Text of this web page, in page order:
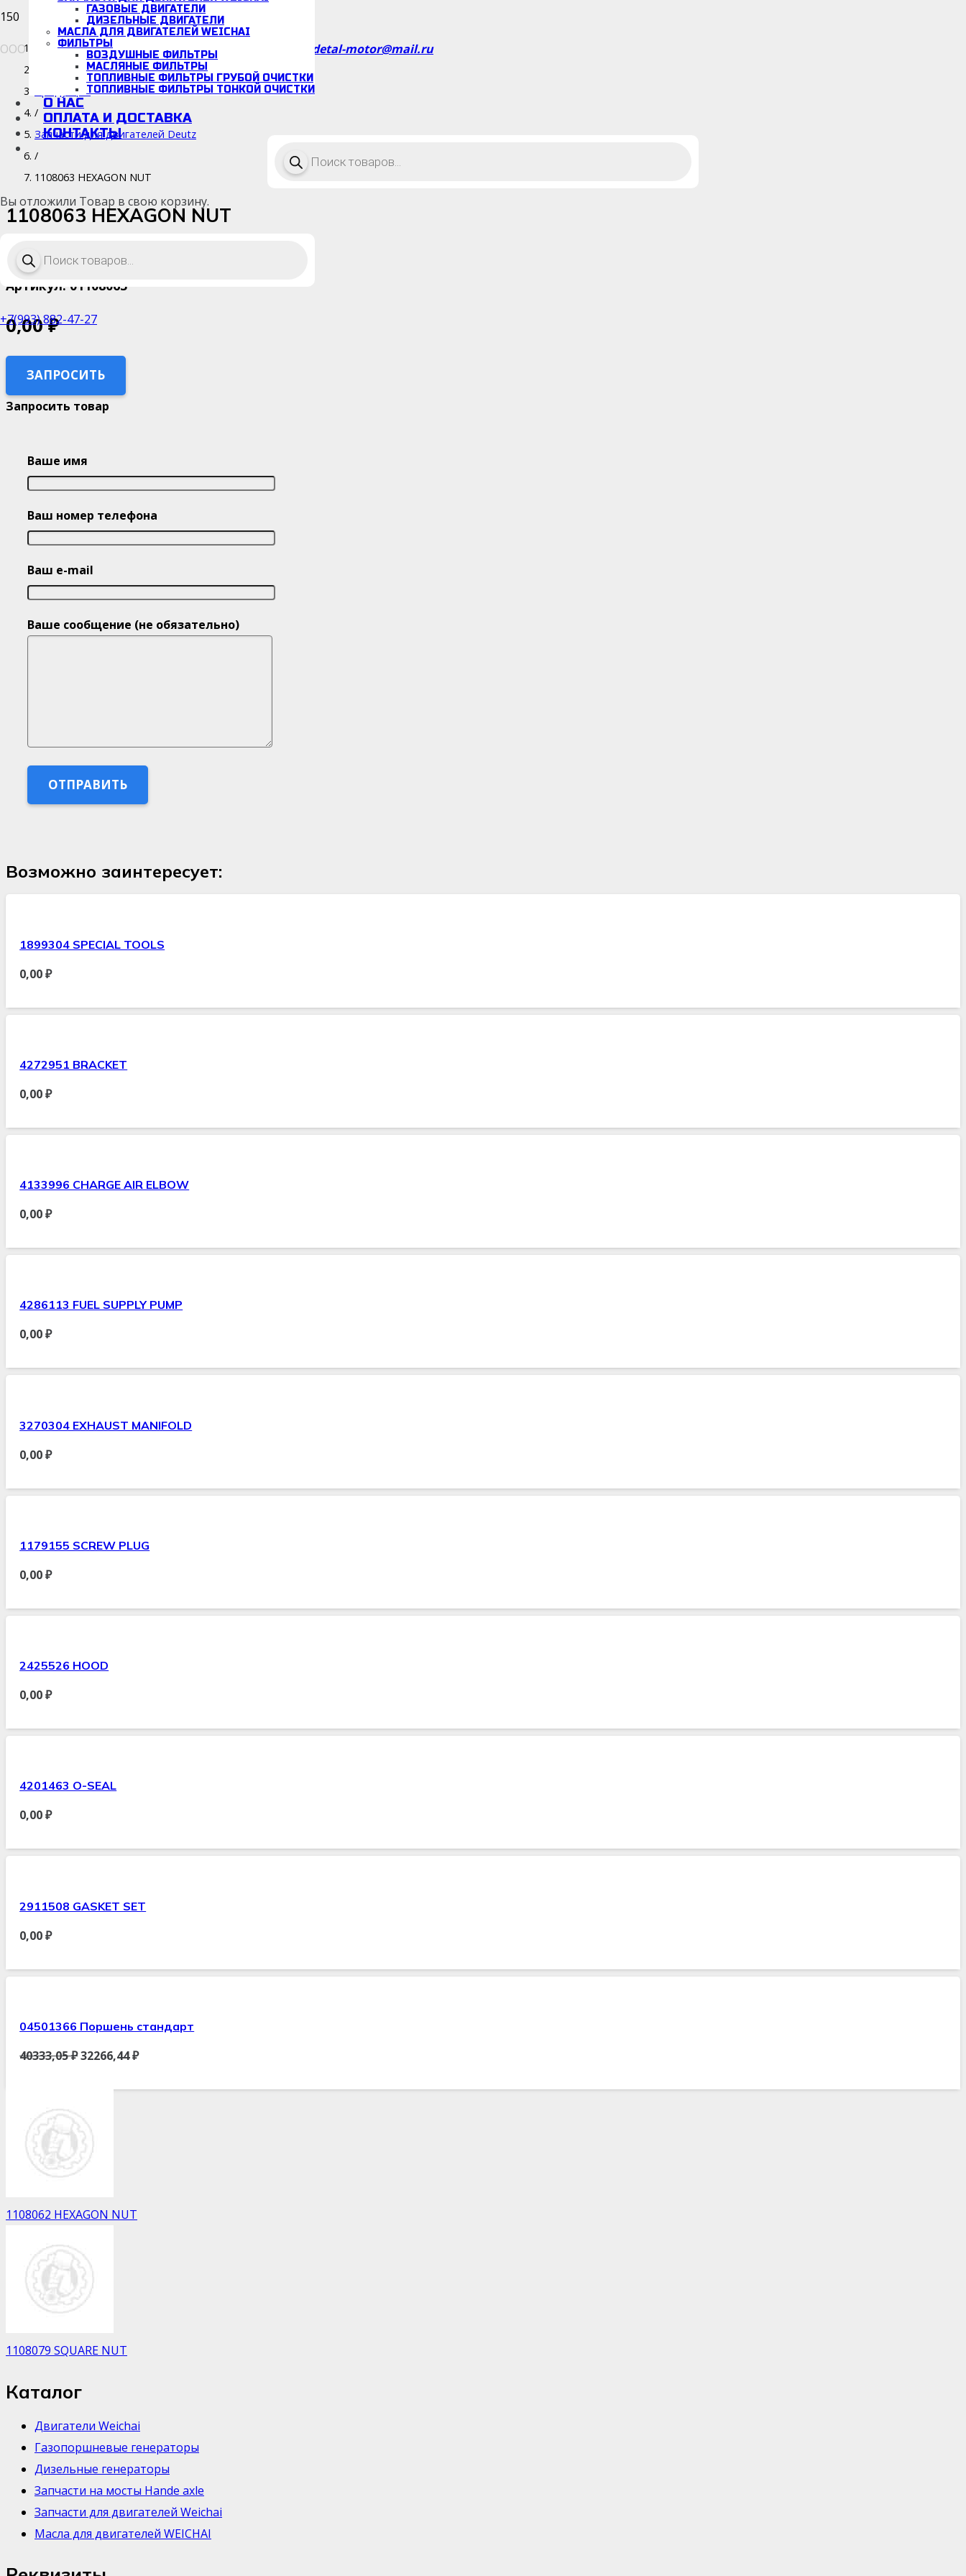
ООО «Детальмотор», ИНН/КПП: 5038166942/670001001 detal-motor@mail.ru
ГАЗОВЫЕ ДВИГАТЕЛИ
ДИЗЕЛЬНЫЕ ДВИГАТЕЛИ
МАСЛА ДЛЯ ДВИГАТЕЛЕЙ WEICHAI
ФИЛЬТРЫ
ВОЗДУШНЫЕ ФИЛЬТРЫ
МАСЛЯНЫЕ ФИЛЬТРЫ
ТОПЛИВНЫЕ ФИЛЬТРЫ ГРУБОЙ ОЧИСТКИ
ТОПЛИВНЫЕ ФИЛЬТРЫ ТОНКОЙ ОЧИСТКИ
О НАС
ОПЛАТА И ДОСТАВКА
КОНТАКТЫ
Вы отложили Товар в свою корзину.
товаров
+7(993) 882-47-27
товаров
Каталог
Продукция
/
Запчасти для двигателей Deutz
/
1108063 HEXAGON NUT
1108063 HEXAGON NUT
Срок поставки: 14-34 дней
Артикул: 01108063
0,00₽
ЗАПРОСИТЬ
Запросить товар
Ваше имя
Ваш номер телефона
Ваш e-mail
Ваше сообщение (не обязательно)
Возможно заинтересует:
1899304 SPECIAL TOOLS
0,00₽
4272951 BRACKET
0,00₽
4133996 CHARGE AIR ELBOW
0,00₽
4286113 FUEL SUPPLY PUMP
0,00₽
3270304 EXHAUST MANIFOLD
0,00₽
1179155 SCREW PLUG
0,00₽
2425526 HOOD
0,00₽
4201463 O-SEAL
0,00₽
2911508 GASKET SET
0,00₽
04501366 Поршень стандарт
40333,05₽32266,44₽
1108062 HEXAGON NUT
1108079 SQUARE NUT
Каталог
Двигатели Weichai
Газопоршневые генераторы
Дизельные генераторы
Запчасти на мосты Hande axle
Запчасти для двигателей Weichai
Масла для двигателей WEICHAI